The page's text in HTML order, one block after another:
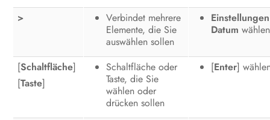
>
Verbindet mehrere
Elemente, die Sie
auswählen sollen
Datum
[Schaltfläche]
[Taste]
Schaltfläche oder
Taste, die Sie
wählen oder
drücken sollen
[Enter]